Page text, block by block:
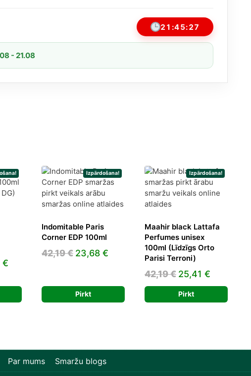
21:45:27
- 21.08
€.
€Current
is:
22,39 €.
Izpārdošana!
Indomitable Paris
Corner EDP 100ml
42,19€ Original
42,19 €.
23,68 €Current
Pirkt
Izpārdošana!
Maahir black Lattafa
Perfumes unisex
100ml (Līdzīgs Orto
Parisi Terroni)
42,19€ Original
price
was:
25,41 €Current
price
is:
Pirkt
Par mums Smaržu blogs